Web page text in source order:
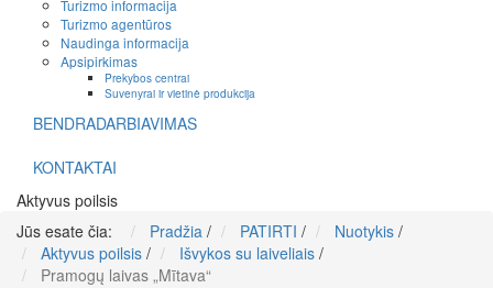
Turizmo informacija
Turizmo agentūros
Naudinga informacija
Apsipirkimas
Prekybos centrai
Suvenyrai ir vietinė produkcija
BENDRADARBIAVIMAS
KONTAKTAI
Aktyvus poilsis
Jūs esate čia:
Pradžia / PATIRTI / Nuotykis /
Aktyvus poilsis / Išvykos su laiveliais /
Pramogų laivas „Mītava“